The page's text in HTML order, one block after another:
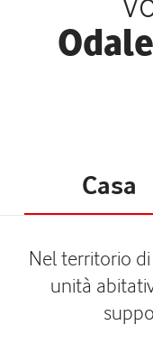
Casa
Nel territorio
unità